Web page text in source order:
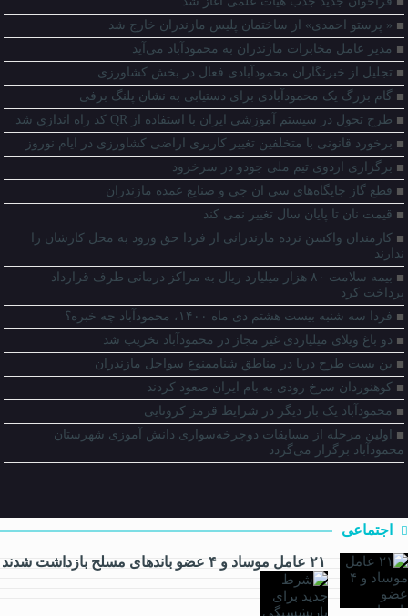
« پرستو احمدی» از ساختمان پلیس مازندران خارج شد
مدیر عامل‌ مخابرات مازندران به محمودآباد می‌آید
تجلیل از خبرنگاران محمودآبادی فعال در بخش کشاورزی
گام بزرگ یک محمودآبادی برای دستیابی به نشان پلنگ برفی
طرح تحول در سیستم آموزشی ایران با استفاده از QR کد راه اندازی شد
برخورد قانونی با متخلفین تغییر کاربری اراضی کشاورزی در ایام نوروز
برگزاری اردوی تیم ملی جودو در سرخرود
قطع گاز جایگاه‌های سی ان جی و صنایع عمده مازندران
قیمت نان تا پایان سال تغییر نمی کند
کارمندان واکسن نزده مازندرانی از فردا حق ورود به محل کارشان را
ندارند
بیمه سلامت ۸۰ هزار میلیارد ریال به مراکز درمانی طرف قرارداد
پرداخت کرد
فردا سه شنبه بیست هشتم دی ماه ۱۴۰۰، محمودآباد چه خبره؟
دو باغ ویلای میلیاردی غیر مجاز در محمودآباد تخریب شد
بن بست طرح دریا در مناطق شناممنوع سواحل مازندران
کوهنوردان سرخ رودی به بام ایران صعود کردند
محمودآباد یک بار دیگر در شرایط قرمز کرونایی
اولین مرحله از مسابقات دوچرخه‌سواری دانش آموزی شهرستان
محمودآباد برگزار می‌گردد
اجتماعی
۲۱ عامل موساد و ۴ عضو باند‌های مسلح بازداشت شدند